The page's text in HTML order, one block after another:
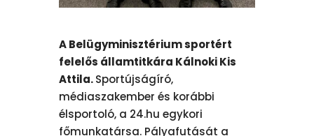
A Belügyminisztérium sportért
felelős államtitkára Kálnoki Kis
Attila.Sportújságíró,
médiaszakember és korábbi
élsportoló, a 24.hu egykori
főmunkatársa. Pályafutását a